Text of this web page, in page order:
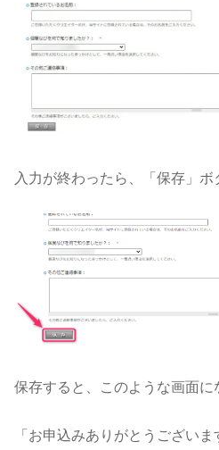
入力が終わったら、「保存」ボ
保存すると、このような画面に
「お申込みありがとうござい